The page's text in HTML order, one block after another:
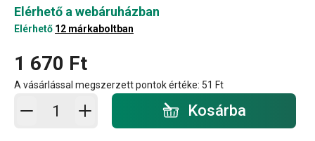
Elérhető a webáruházban
Elérhető 12 márkaboltban
1 670 Ft
A vásárlással megszerzett pontok értéke: 51 Ft
Kosárba - mennyiség Kosárba